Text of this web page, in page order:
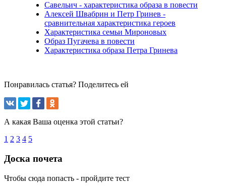
Савельич - характеристика образа в повести
Алексей Швабрин и Петр Гринев -
сравнительная характеристика героев
Характеристика семьи Мироновых
Образ Пугачева в повести
Характеристика образа Петра Гринева
Понравилась статья? Поделитесь ей
А какая Ваша оценка этой статьи?
1 2 3 4 5
Доска почета
Чтобы сюда попасть - пройдите тест